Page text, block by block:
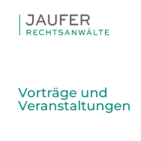
Vorträge und
Veranstaltungen